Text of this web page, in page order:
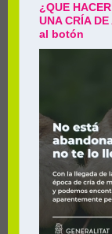
¿QUE
UNA CRÍA
al botón